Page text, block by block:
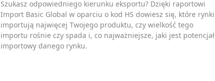
Szukasz odpowiedniego kierunku eksportu? Dzięki raportowi
Import Basic Global w oparciu o kod HS dowiesz się, które rynki
importują najwięcej Twojego produktu, czy wielkość tego
importu rośnie czy spada i, co najważniejsze, jaki jest potencjał
importowy danego rynku.